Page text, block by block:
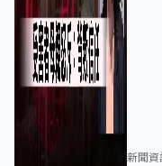
新聞資